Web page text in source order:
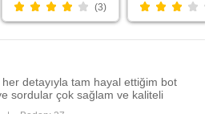
(3)
detayıyla tam hayal ettiğim bot
sordular çok sağlam ve kaliteli